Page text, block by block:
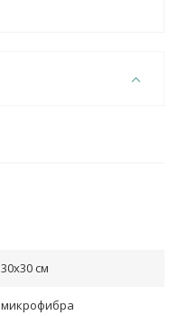
30х30 см
микрофибра